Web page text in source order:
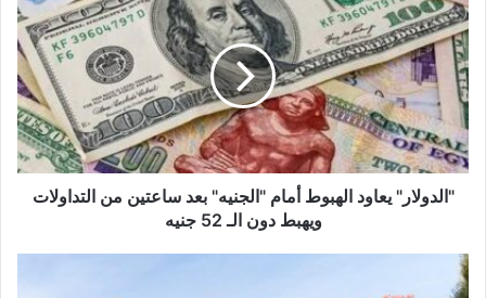
يعاود
الهبوط
أمام
"الجنيه"
بعد
ساعتين
من
التداولات
ويهبط
52
جنيه
"الدولار" يعاود الهبوط أمام "الجنيه" بعد ساعتين من التداولات
ويهبط دون الـ 52 جنيه
"أوراسكوم
للتنمية"